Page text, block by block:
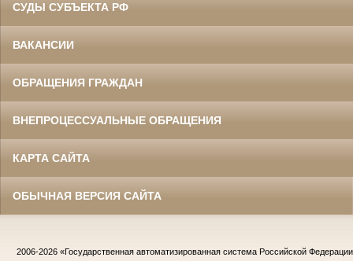
СУДЫ СУБЪЕКТА РФ
ВАКАНСИИ
ОБРАЩЕНИЯ ГРАЖДАН
ВНЕПРОЦЕССУАЛЬНЫЕ ОБРАЩЕНИЯ
КАРТА САЙТА
ОБЫЧНАЯ ВЕРСИЯ САЙТА
2006-2026 «Государственная автоматизированная система Российской